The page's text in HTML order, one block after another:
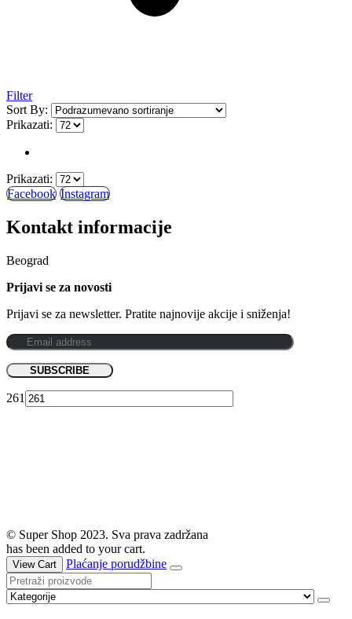
Filter
Sort By:
Prikazati:
Prikazati:
Facebook Instagram
Kontakt informacije
Beograd
Prijavi se za novosti
Prijavi se za newsletter. Pratite najnovije akcije i sniženja!
261
© Super Shop 2023. Sva prava zadržana
has been added to your cart.
View Cart Plaćanje porudžbine